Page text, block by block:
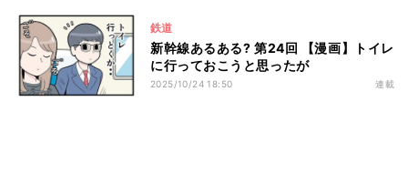
鉄道
新幹線あるある? 第24回 【漫画】トイレ
に行っておこうと思ったが
2025/10/24 18:50 連載